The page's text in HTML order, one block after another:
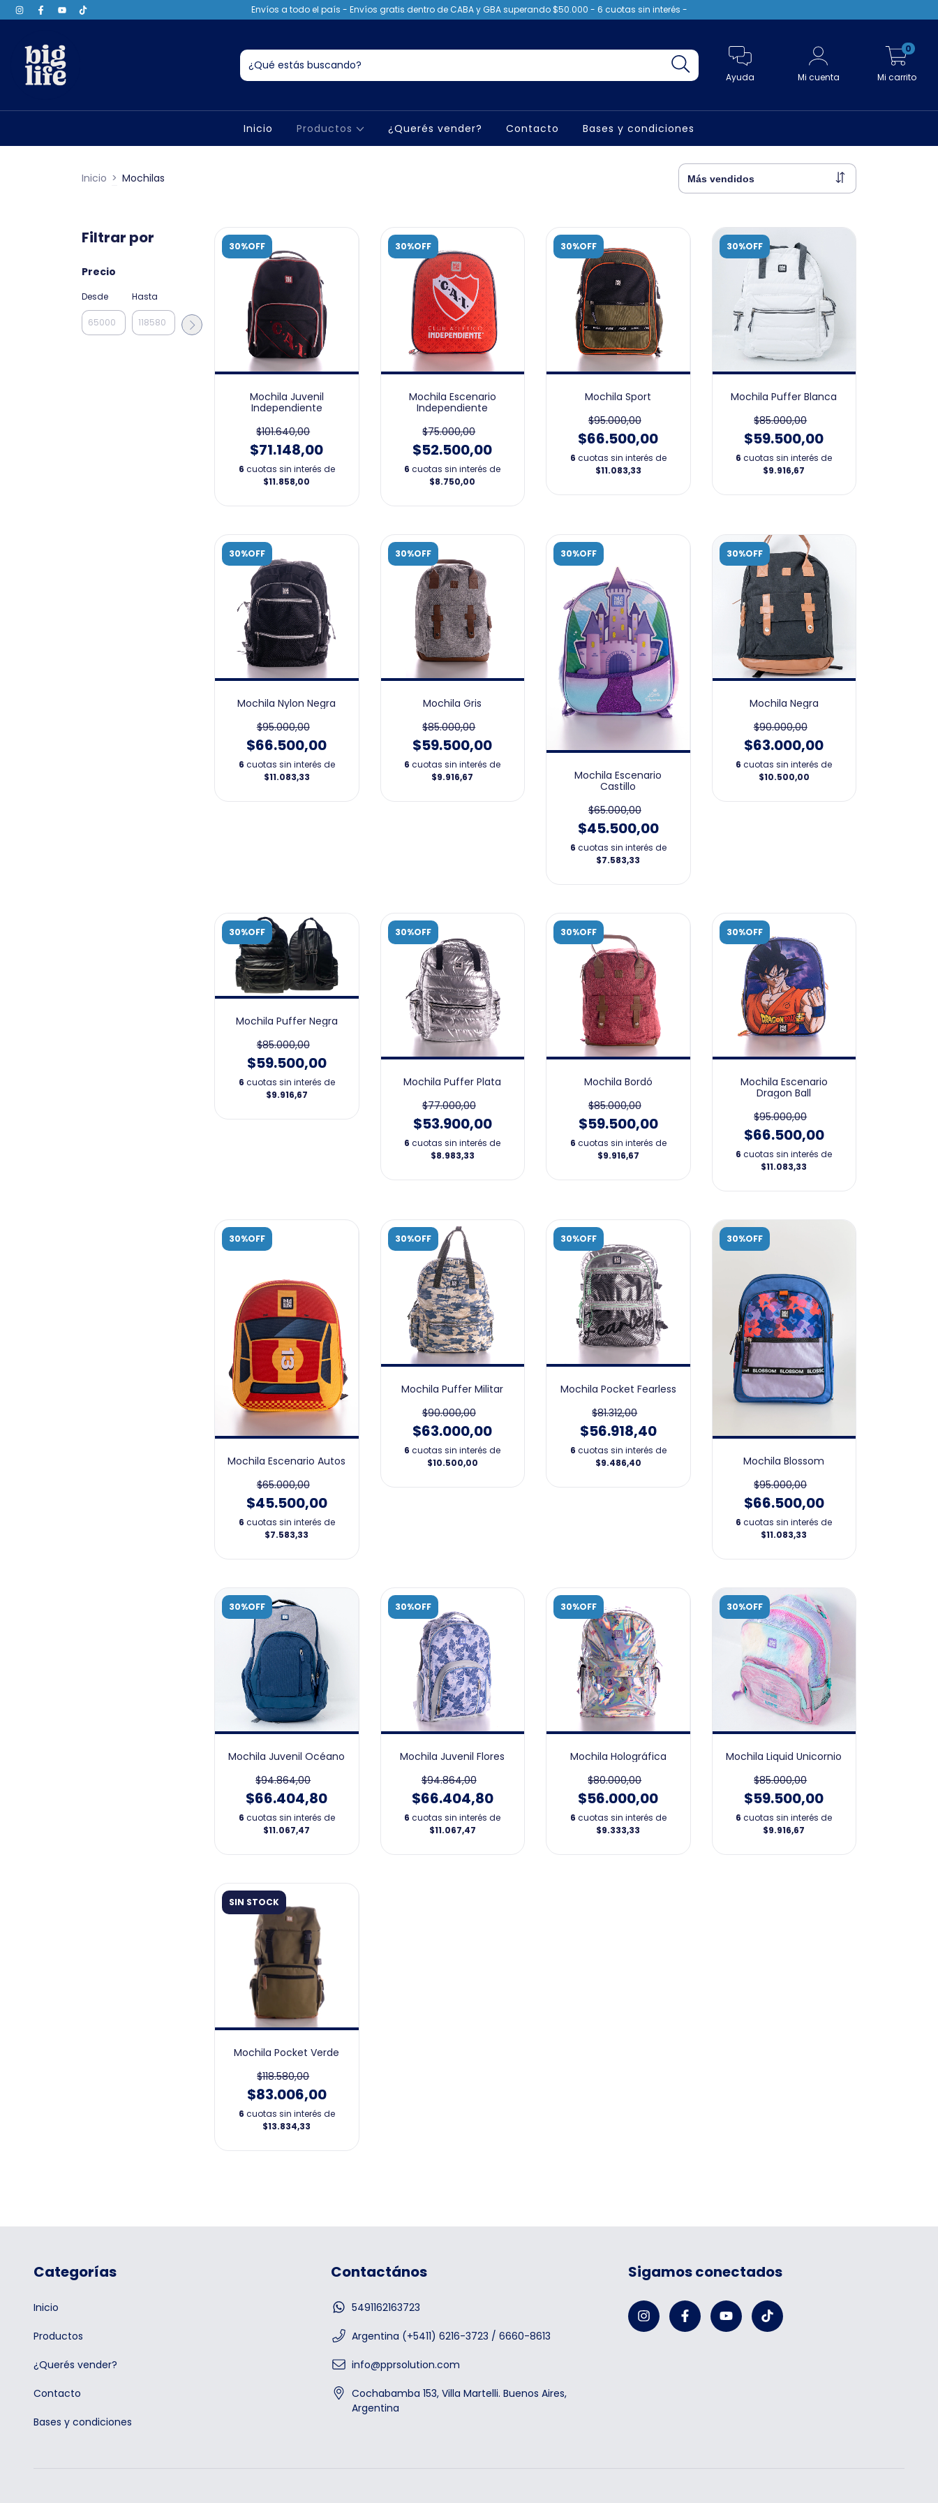
Envíos a todo el país - Envíos gratis dentro de CABA y GBA superando $50.000 - 6 cuotas sin interés -
Ayuda Mi cuenta Mi carrito
0
Inicio Productos ¿Querés vender? Contacto Bases y condiciones
Inicio > Mochilas
Filtrar por
Precio
Desde Hasta
30%OFF
Mochila Juvenil
Independiente
$101.640,00
$71.148,00
6 cuotas sin interés de
$11.858,00
30%OFF
Mochila Escenario
Independiente
$75.000,00
$52.500,00
6 cuotas sin interés de
$8.750,00
30%OFF
Mochila Sport
$95.000,00
$66.500,00
6 cuotas sin interés de
$11.083,33
30%OFF
Mochila Puffer Blanca
$85.000,00
$59.500,00
6 cuotas sin interés de
$9.916,67
30%OFF
Mochila Nylon Negra
$95.000,00
$66.500,00
6 cuotas sin interés de
$11.083,33
30%OFF
Mochila Gris
$85.000,00
$59.500,00
6 cuotas sin interés de
$9.916,67
30%OFF
Mochila Escenario
Castillo
$65.000,00
$45.500,00
6 cuotas sin interés de
$7.583,33
30%OFF
Mochila Negra
$90.000,00
$63.000,00
6 cuotas sin interés de
$10.500,00
30%OFF
Mochila Puffer Negra
$85.000,00
$59.500,00
6 cuotas sin interés de
$9.916,67
30%OFF
Mochila Puffer Plata
$77.000,00
$53.900,00
6 cuotas sin interés de
$8.983,33
30%OFF
Mochila Bordó
$85.000,00
$59.500,00
6 cuotas sin interés de
$9.916,67
30%OFF
Mochila Escenario
Dragon Ball
$95.000,00
$66.500,00
6 cuotas sin interés de
$11.083,33
30%OFF
Mochila Escenario Autos
$65.000,00
$45.500,00
6 cuotas sin interés de
$7.583,33
30%OFF
Mochila Puffer Militar
$90.000,00
$63.000,00
6 cuotas sin interés de
$10.500,00
30%OFF
Mochila Pocket Fearless
$81.312,00
$56.918,40
6 cuotas sin interés de
$9.486,40
30%OFF
Mochila Blossom
$95.000,00
$66.500,00
6 cuotas sin interés de
$11.083,33
30%OFF
Mochila Juvenil Océano
$94.864,00
$66.404,80
6 cuotas sin interés de
$11.067,47
30%OFF
Mochila Juvenil Flores
$94.864,00
$66.404,80
6 cuotas sin interés de
$11.067,47
30%OFF
Mochila Holográfica
$80.000,00
$56.000,00
6 cuotas sin interés de
$9.333,33
30%OFF
Mochila Liquid Unicornio
$85.000,00
$59.500,00
6 cuotas sin interés de
$9.916,67
SIN STOCK
Mochila Pocket Verde
$118.580,00
$83.006,00
6 cuotas sin interés de
$13.834,33
Categorías
Inicio
Productos
¿Querés vender?
Contacto
Bases y condiciones
Contactános
5491162163723
Argentina (+5411) 6216-3723 / 6660-8613
info@pprsolution.com
Cochabamba 153, Villa Martelli. Buenos Aires,
Argentina
Sigamos conectados